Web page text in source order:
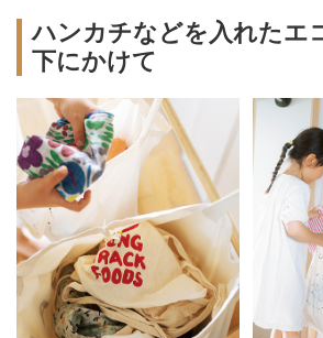
ハンカチなどを入れたエ
下にかけて